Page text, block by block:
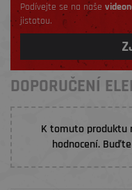
Podívejte se na naše
jistotou.
DOPORUČENÍ
K tomuto produktu
hodnocení.